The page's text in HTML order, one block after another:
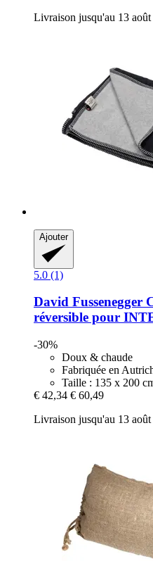
Livraison jusqu'au 13 août
Ajouter
5.0 (1)
David Fussenegger
réversible pour
-30%
Doux & chaude
Fabriquée en
Taille : 135 x 200
€ 42,34 € 60,49
Livraison jusqu'au 13 août